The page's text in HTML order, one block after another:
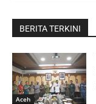
BERITA TERKINI
Aceh